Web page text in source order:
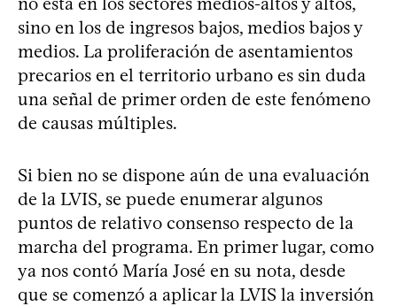
sino en los de ingresos bajos, medios bajos y
medios. La proliferación de asentamientos
precarios en el territorio urbano es sin duda
una señal de primer orden de este fenómeno
de causas múltiples.
Si bien no se dispone aún de una evaluación
de la LVIS, se puede enumerar algunos
puntos de relativo consenso respecto de la
marcha del programa. En primer lugar, como
ya nos contó María José en su nota, desde
que se comenzó a aplicar la LVIS la inversión